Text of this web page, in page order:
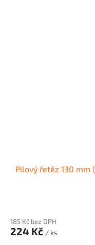
Pilový řetěz 130 mm
185 Kč bez DPH
224 Kč / ks